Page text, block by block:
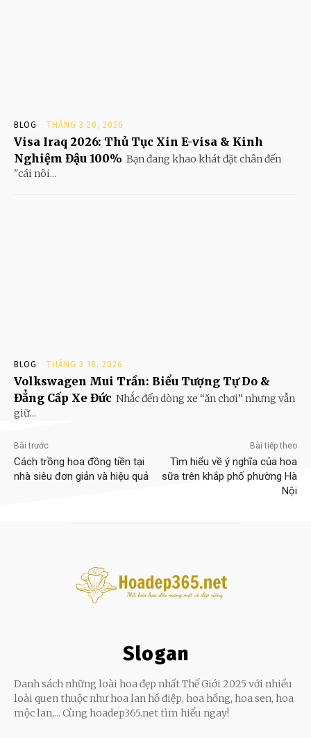
BLOG THÁNG 3 20, 2026
Visa Iraq 2026: Thủ Tục Xin E-visa & Kinh
Nghiệm Đậu 100% Bạn đang khao khát đặt chân đến
"cái nôi...
BLOG THÁNG 3 18, 2026
Volkswagen Mui Trần: Biểu Tượng Tự Do &
Đẳng Cấp Xe Đức Nhắc đến dòng xe “ăn chơi” nhưng vẫn
giữ...
Bài trước
Cách trồng hoa đồng tiền tại
nhà siêu đơn giản và hiệu quả
Bài tiếp theo
Tìm hiểu về ý nghĩa của hoa
sữa trên khắp phố phường Hà
Nội
Slogan
Danh sách những loài hoa đẹp nhất Thế Giới 2025 với nhiều
loài quen thuộc như hoa lan hồ điệp, hoa hồng, hoa sen, hoa
mộc lan,... Cùng hoadep365.net tìm hiểu ngay!